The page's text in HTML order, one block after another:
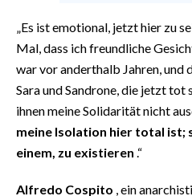
VIDEO
INFO AZIENDE
ABBONATI
PUBBLICITÀ
„Es ist emotional, jetzt hier zu
Mal, dass ich freundliche
war vor anderthalb Jahren, und
Sara und Sandrone, die jetzt tot
ihnen meine Solidarität nicht
meine Isolation hier total ist;
einem, zu existieren .“
Alfredo Cospito , ein